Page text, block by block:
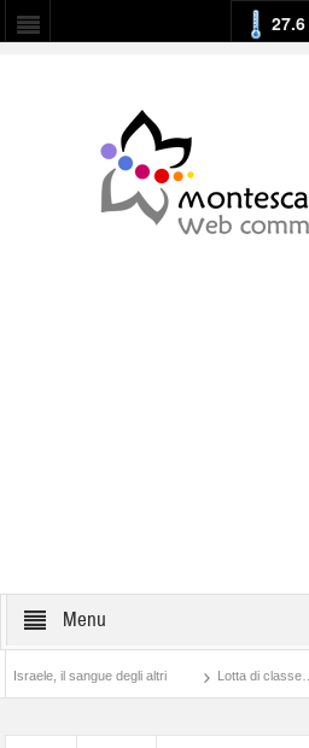
27.6
Menu
degli altri Lotta di classe… tra preti e frati